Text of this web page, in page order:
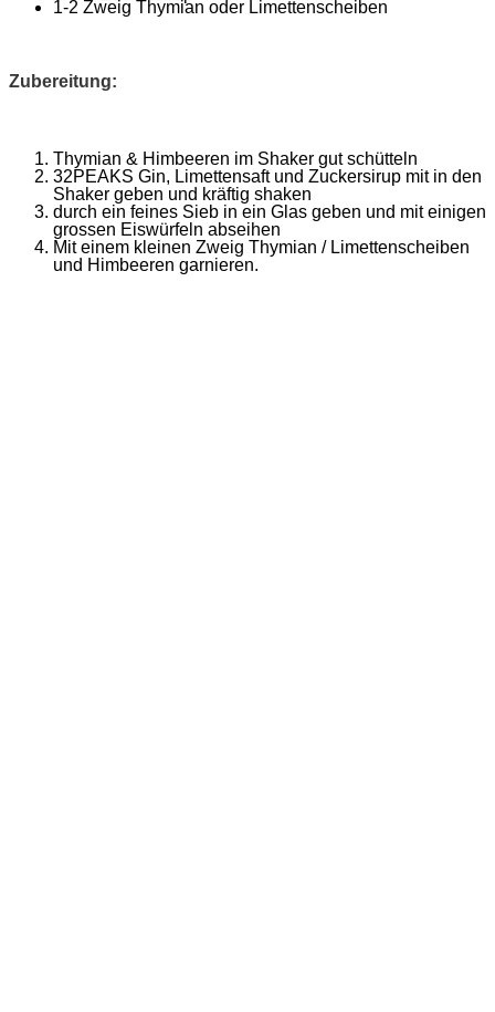
1-2 Zweig Thymian oder Limettenscheiben
Zubereitung:
Thymian & Himbeeren im Shaker gut schütteln
32PEAKS Gin, Limettensaft und Zuckersirup mit in den
Shaker geben und kräftig shaken
durch ein feines Sieb in ein Glas geben und mit einigen
grossen Eiswürfeln abseihen
Mit einem kleinen Zweig Thymian / Limettenscheiben
und Himbeeren garnieren.